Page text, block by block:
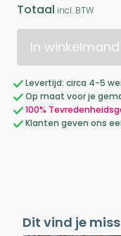
Totaal incl. BTW
In winkelmand
Levertijd: circa 4-5
Op maat voor je
100%
Klanten geven ons
Dit vind je